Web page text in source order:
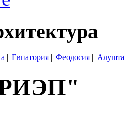
|| Евпатория || Феодосия || Алушта